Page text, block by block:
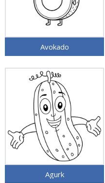
Avokado
Agurk